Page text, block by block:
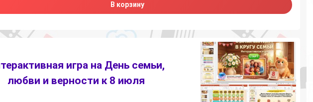
В корзину
игра на День семьи,
любви и верности к 8 июля